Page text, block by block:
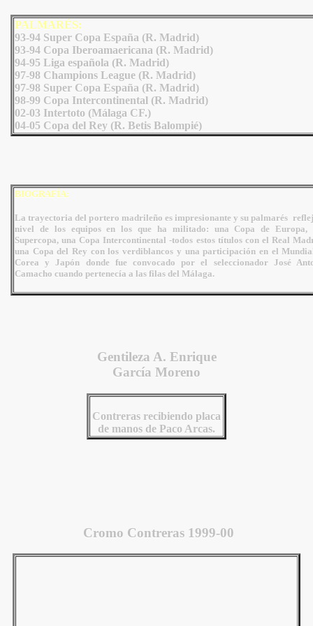
PALMARÉS:
93-94 Super Copa España (R. Madrid)
93-94 Copa Iberoamaericana (R. Madrid)
94-95 Liga española (R. Madrid)
97-98 Champions League (R. Madrid)
97-98 Super Copa España (R. Madrid)
98-99 Copa Intercontinental (R. Madrid)
02-03 Intertoto (Málaga CF.)
04-05 Copa del Rey (R. Betis Balompié)
BIOGRAFÍA:
La trayectoria del portero madrileño es impresionante y su palmarés
nivel de los equipos en los que ha militado: una Copa de Europa,
Supercopa, una Copa Intercontinental -todos estos títulos con el Real
una Copa del Rey con los verdiblancos y una participación en el
Corea y Japón donde fue convocado por el seleccionador José
Camacho cuando pertenecía a las filas del Málaga.
Gentileza A. Enrique
García Moreno
Contreras recibiendo placa
de manos de Paco Arcas.
Cromo Contreras 1999-00